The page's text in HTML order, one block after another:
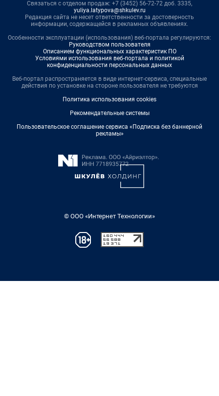
Связаться с отделом продаж: +7 (3452) 56-72-72 доб. 3335,
yuliya.latypova@shkulev.ru
Редакция сайта не несет ответственности за достоверность
информации, содержащейся в рекламных объявлениях.
Особенности эксплуатации (использования) веб-портала регулируются:
Руководством пользователя
Описанием функциональных характеристик ПО
Условиями использования веб-портала и политикой
конфиденциальности персональных данных
Веб-портал распространяется в виде интернет-сервиса, специальные
действия по установке на стороне пользователя не требуются
Политика использования cookies
Рекомендательные системы
Пользовательское соглашение сервиса «Подписка без баннерной
рекламы»
© ООО «Интернет Технологии»